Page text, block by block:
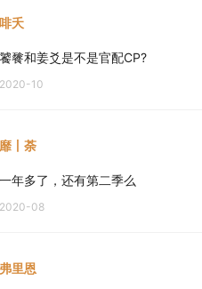
啡夭
饕餮和姜爻是不是官配CP?
2020-10
靡丨荼
一年多了，还有第二季么
2020-08
弗里恩